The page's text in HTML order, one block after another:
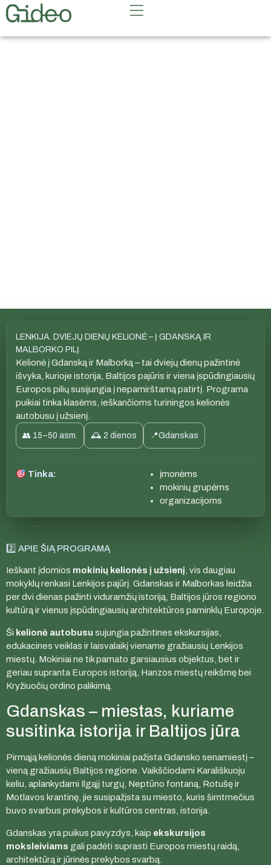
LENKIJA. DVIEJŲ DIENŲ KELIONĖ – Į GDANSKĄ IR
MALBORKO PILĮ.
Kelionė į Gdanską ir Malborką – tai dviejų dienų pažintinė
išvyka, kurioje istorija, Baltijos pajūris ir viena įspūdingiausių
Europos pilių susijungia į nepamirštamą patirtį. Programa
puikiai tinka klasėms, ieškančioms turiningos kelionės
autobusu į užsienį.
👥 15–50 asm. 🕰 2 dienos 📍Gdanskas
Tinka:
įmonėms
mokinių grupėms
organizacijoms
2️⃣ APIE ŠIĄ PROGRAMĄ
Ieškant įdomios mokinių kelionės į užsienį, vis daugiau
mokyklų renkasi Lenkijos pajūrį. Gdanskas ir Malborkas leidžia
per dvi dienas pažinti viduramžių istoriją, Baltijos jūros regiono
kultūrą ir vienus įspūdingiausių architektūros paminklų Europoje.
Ši kelionė autobusu sujungia pažintines ekskursijas,
edukacines veiklas ir laisvalaikį viename gražiausių Lenkijos
miestų. Mokiniai ne tik pamato garsiausius objektus, bet ir
geriau supranta Europos istoriją, Hanzos miestų reikšmę bei
Kryžiuočių ordino palikimą.
Gdanskas – miestas, kuriame
susitinka istorija ir Baltijos jūra
Pirmąją kelionės dieną mokiniai pažįsta Gdansko senamiestį –
vieną gražiausių Baltijos regione. Vaikščiodami Karališkuoju
keliu, aplankydami Ilgąjį turgų, Neptūno fontaną, Rotušę ir
Motlavos krantinę, jie susipažįsta su miesto, kuris šimtmečius
buvo svarbus prekybos ir kultūros centras, istorija.
Gdanskas yra puikus pavyzdys, kaip ekskursijos
moksleiviams gali padėti suprasti Europos miestų raidą,
architektūrą ir jūrinės prekybos svarbą.